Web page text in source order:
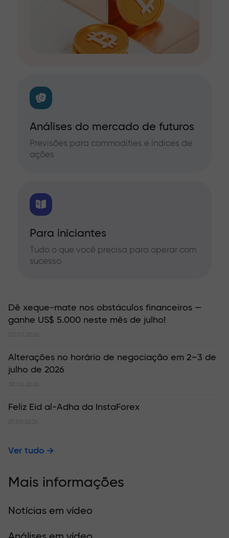
Análises do mercado de futuros
Previsões para commodities e índices de
ações
Para iniciantes
Tudo o que você precisa para operar com
sucesso
Dê xeque-mate nos obstáculos financeiros —
ganhe US$ 5.000 neste mês de julho!
02.07.2026
Alterações no horário de negociação em 2–3 de
julho de 2026
30.06.2026
Feliz Eid al-Adha da InstaForex
27.05.2026
Ver tudo
Mais informações
Notícias em vídeo